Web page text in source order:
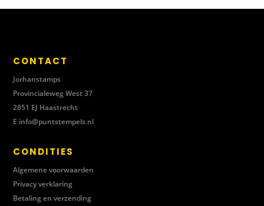
CONTACT
Jorhanstamps
Provincialeweg West 37
2851 EJ Haastrecht
E info@puntstempels.nl
CONDITIES
Algemene voorwaarden
Privacy verklaring
Betaling en verzending